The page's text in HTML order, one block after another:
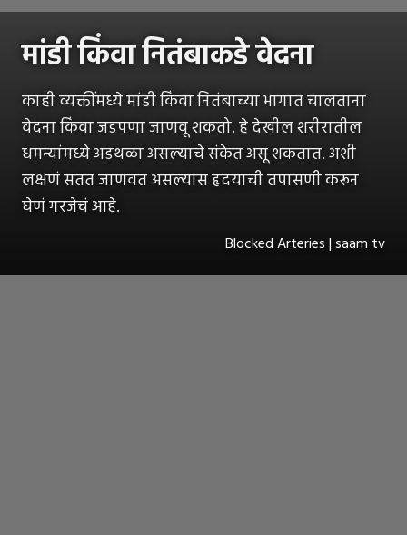
मांडी किंवा नितंबाकडे वेदना
काही व्यक्तींमध्ये मांडी किंवा नितंबाच्या भागात चालताना
वेदना किंवा जडपणा जाणवू शकतो. हे देखील शरीरातील
धमन्यांमध्ये अडथळा असल्याचे संकेत असू शकतात. अशी
लक्षणं सतत जाणवत असल्यास हृदयाची तपासणी करून
घेणं गरजेचं आहे.
Blocked Arteries | saam tv